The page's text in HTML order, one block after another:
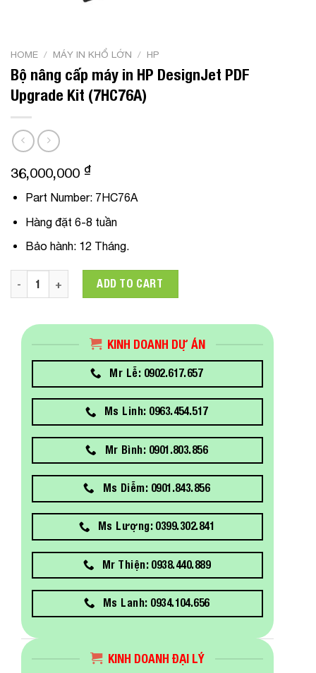
HOME / MÁY IN KHỔ LỚN / HP
Bộ nâng cấp máy in HP DesignJet PDF
Upgrade Kit (7HC76A)
36,000,000 ₫
Part Number: 7HC76A
Hàng đặt 6-8 tuần
Bảo hành: 12 Tháng.
Bộ nâng cấp máy in HP DesignJet PDF Upgrade Kit
ADD TO CART
KINH DOANH DỰ ÁN
Mr Lễ: 0902.617.657
Ms Linh: 0963.454.517
Mr Bình: 0901.803.856
Ms Diễm: 0901.843.856
Ms Lượng: 0399.302.841
Mr Thiện: 0938.440.889
Ms Lanh: 0934.104.656
KINH DOANH ĐẠI LÝ